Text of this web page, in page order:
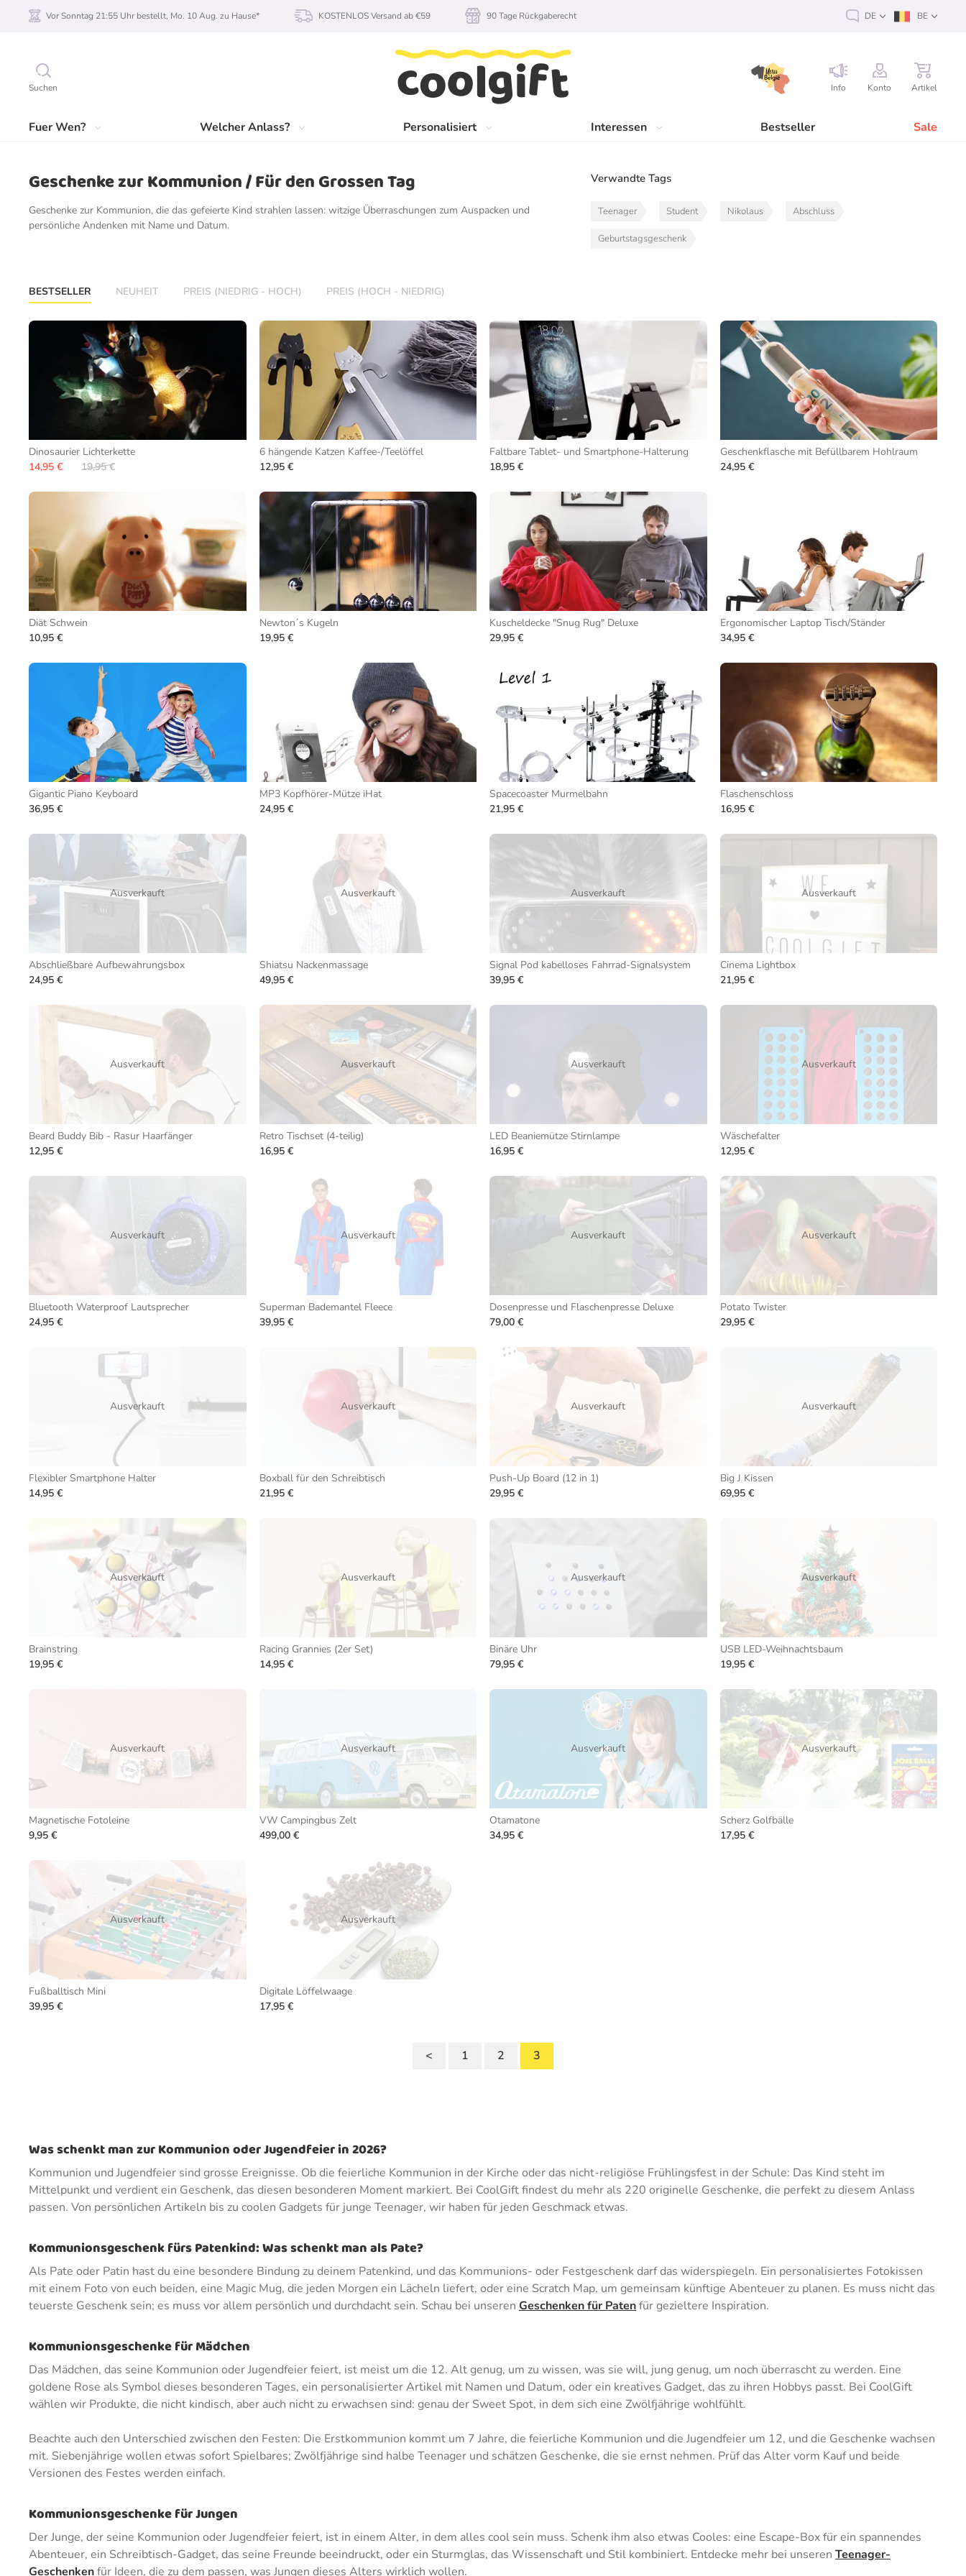
Suchen Info Konto Artikel
Fuer Wen? Welcher Anlass? Personalisiert Interessen Bestseller Sale
Vor Sonntag 21:55 Uhr bestellt, Mo. 10 Aug. zu Hause* KOSTENLOS Versand ab €59 90 Tage Rückgaberecht DE BE
Geschenke zur Kommunion / Für den Grossen Tag
Geschenke zur Kommunion, die das gefeierte Kind strahlen lassen: witzige Überraschungen zum Auspacken und
persönliche Andenken mit Name und Datum.
Verwandte Tags
Teenager Student Nikolaus Abschluss
Geburtstagsgeschenk
BESTSELLER NEUHEIT PREIS (NIEDRIG - HOCH) PREIS (HOCH - NIEDRIG)
Dinosaurier Lichterkette
14,95 €
19,95 €
6 hängende Katzen Kaffee-/Teelöffel
12,95 €
Faltbare Tablet- und Smartphone-Halterung
18,95 €
Geschenkflasche mit Befüllbarem Hohlraum
24,95 €
Diät Schwein
10,95 €
Newton´s Kugeln
19,95 €
Kuscheldecke "Snug Rug" Deluxe
29,95 €
Ergonomischer Laptop Tisch/Ständer
34,95 €
Gigantic Piano Keyboard
36,95 €
MP3 Kopfhörer-Mütze iHat
24,95 €
Spacecoaster Murmelbahn
21,95 €
Flaschenschloss
16,95 €
Ausverkauft
Abschließbare Aufbewahrungsbox
24,95 €
Ausverkauft
Shiatsu Nackenmassage
49,95 €
Ausverkauft
Signal Pod kabelloses Fahrrad-Signalsystem
39,95 €
Ausverkauft
Cinema Lightbox
21,95 €
Ausverkauft
Beard Buddy Bib - Rasur Haarfänger
12,95 €
Ausverkauft
Retro Tischset (4-teilig)
16,95 €
Ausverkauft
LED Beaniemütze Stirnlampe
16,95 €
Ausverkauft
Wäschefalter
12,95 €
Ausverkauft
Bluetooth Waterproof Lautsprecher
24,95 €
Ausverkauft
Superman Bademantel Fleece
39,95 €
Ausverkauft
Dosenpresse und Flaschenpresse Deluxe
79,00 €
Ausverkauft
Potato Twister
29,95 €
Ausverkauft
Flexibler Smartphone Halter
14,95 €
Ausverkauft
Boxball für den Schreibtisch
21,95 €
Ausverkauft
Push-Up Board (12 in 1)
29,95 €
Ausverkauft
Big J Kissen
69,95 €
Ausverkauft
Brainstring
19,95 €
Ausverkauft
Racing Grannies (2er Set)
14,95 €
Ausverkauft
Binäre Uhr
79,95 €
Ausverkauft
USB LED-Weihnachtsbaum
19,95 €
Ausverkauft
Magnetische Fotoleine
9,95 €
Ausverkauft
VW Campingbus Zelt
499,00 €
Ausverkauft
Otamatone
34,95 €
Ausverkauft
Scherz Golfbälle
17,95 €
Ausverkauft
Fußballtisch Mini
39,95 €
Ausverkauft
Digitale Löffelwaage
17,95 €
< 1 2 3
Was schenkt man zur Kommunion oder Jugendfeier in 2026?
Kommunion und Jugendfeier sind grosse Ereignisse. Ob die feierliche Kommunion in der Kirche oder das nicht-religiöse Frühlingsfest in der Schule: Das Kind steht im
Mittelpunkt und verdient ein Geschenk, das diesen besonderen Moment markiert. Bei CoolGift findest du mehr als 220 originelle Geschenke, die perfekt zu diesem Anlass
passen. Von persönlichen Artikeln bis zu coolen Gadgets für junge Teenager, wir haben für jeden Geschmack etwas.
Kommunionsgeschenk fürs Patenkind: Was schenkt man als Pate?
Als Pate oder Patin hast du eine besondere Bindung zu deinem Patenkind, und das Kommunions- oder Festgeschenk darf das widerspiegeln. Ein personalisiertes Fotokissen
mit einem Foto von euch beiden, eine Magic Mug, die jeden Morgen ein Lächeln liefert, oder eine Scratch Map, um gemeinsam künftige Abenteuer zu planen. Es muss nicht das
teuerste Geschenk sein; es muss vor allem persönlich und durchdacht sein. Schau bei unseren Geschenken für Patenfür gezieltere Inspiration.
Kommunionsgeschenke für Mädchen
Das Mädchen, das seine Kommunion oder Jugendfeier feiert, ist meist um die 12. Alt genug, um zu wissen, was sie will, jung genug, um noch überrascht zu werden. Eine
goldene Rose als Symbol dieses besonderen Tages, ein personalisierter Artikel mit Namen und Datum, oder ein kreatives Gadget, das zu ihren Hobbys passt. Bei CoolGift
wählen wir Produkte, die nicht kindisch, aber auch nicht zu erwachsen sind: genau der Sweet Spot, in dem sich eine Zwölfjährige wohlfühlt.
Beachte auch den Unterschied zwischen den Festen: Die Erstkommunion kommt um 7 Jahre, die feierliche Kommunion und die Jugendfeier um 12, und die Geschenke wachsen
mit. Siebenjährige wollen etwas sofort Spielbares; Zwölfjährige sind halbe Teenager und schätzen Geschenke, die sie ernst nehmen. Prüf das Alter vorm Kauf und beide
Versionen des Festes werden einfach.
Kommunionsgeschenke für Jungen
Der Junge, der seine Kommunion oder Jugendfeier feiert, ist in einem Alter, in dem alles cool sein muss. Schenk ihm also etwas Cooles: eine Escape-Box für ein spannendes
Abenteuer, ein Schreibtisch-Gadget, das seine Freunde beeindruckt, oder ein Sturmglas, das Wissenschaft und Stil kombiniert. Entdecke mehr bei unseren Teenager-
Geschenkenfür Ideen, die zu dem passen, was Jungen dieses Alters wirklich wollen.